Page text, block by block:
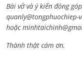
Bài vở và ý kiến đóng
quanly@tongphuochiep-
hoặc
Thành thật cám ơn.